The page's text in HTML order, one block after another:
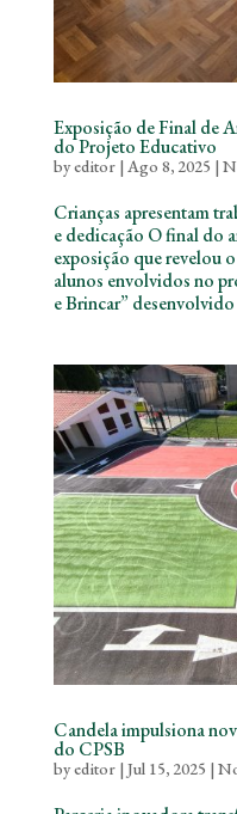
Exposição de Final de
do Projeto Educativo
byeditor| Ago 8, 2025 |
Crianças apresentam
e dedicação O final do
exposição que revelou
alunos envolvidos no
e Brincar”
Candela impulsiona
do CPSB
byeditor| Jul 15, 2025 |